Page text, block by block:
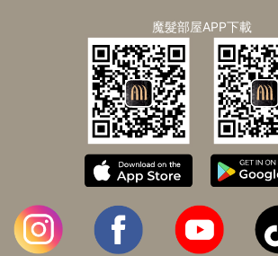
魔髮部屋APP下載